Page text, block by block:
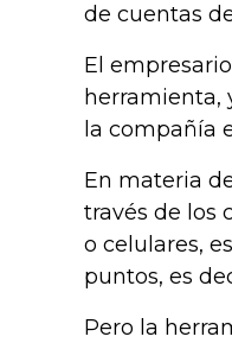
de cuentas
El
herramienta,
la compañía
En materia
través de los
o celulares,
puntos, es
Pero la